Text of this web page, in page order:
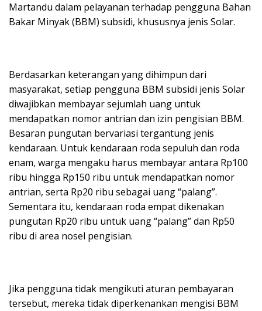
Martandu dalam pelayanan terhadap pengguna Bahan
Bakar Minyak (BBM) subsidi, khususnya jenis Solar.
Berdasarkan keterangan yang dihimpun dari
masyarakat, setiap pengguna BBM subsidi jenis Solar
diwajibkan membayar sejumlah uang untuk
mendapatkan nomor antrian dan izin pengisian BBM.
Besaran pungutan bervariasi tergantung jenis
kendaraan. Untuk kendaraan roda sepuluh dan roda
enam, warga mengaku harus membayar antara Rp100
ribu hingga Rp150 ribu untuk mendapatkan nomor
antrian, serta Rp20 ribu sebagai uang “palang”.
Sementara itu, kendaraan roda empat dikenakan
pungutan Rp20 ribu untuk uang “palang” dan Rp50
ribu di area nosel pengisian.
Jika pengguna tidak mengikuti aturan pembayaran
tersebut, mereka tidak diperkenankan mengisi BBM